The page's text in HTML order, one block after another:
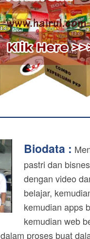
Biodata :
pastri dan
dengan video
belajar,
kemudian apps
kemudian web
proses buat